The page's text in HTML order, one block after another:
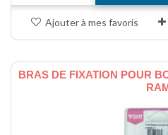
Ajouter à mes favoris
BRAS DE FIXATION POUR